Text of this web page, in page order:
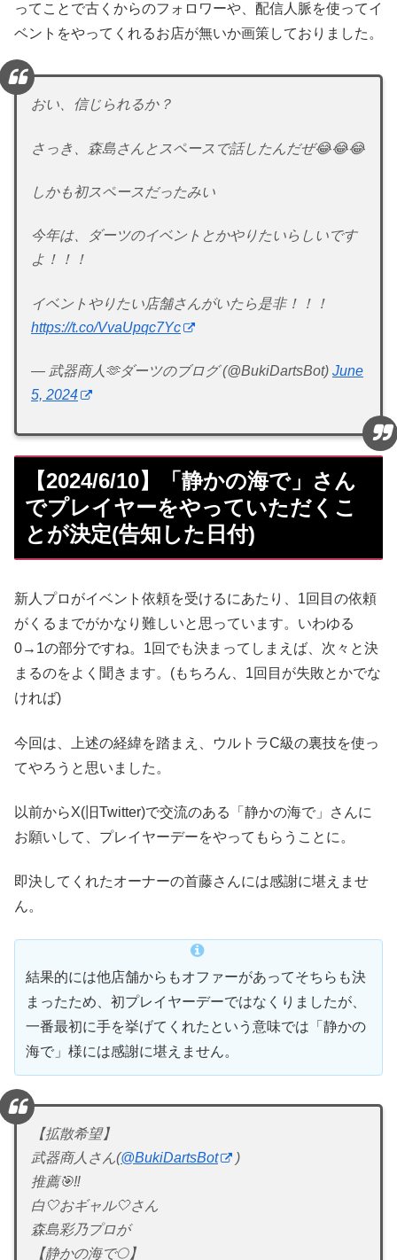
ってことで古くからのフォロワーや、配信人脈を使ってイ
ベントをやってくれるお店が無いか画策しておりました。
おい、信じられるか？
さっき、森島さんとスペースで話したんだぜ😂😂😂
しかも初スペースだったみい
今年は、ダーツのイベントとかやりたいらしいです
よ！！！
イベントやりたい店舗さんがいたら是非！！！
https://t.co/VvaUpqc7Yc
— 武器商人🫶ダーツのブログ (@BukiDartsBot) June
5, 2024
【2024/6/10】「静かの海で」さん
でプレイヤーをやっていただくこ
とが決定(告知した日付)
新人プロがイベント依頼を受けるにあたり、1回目の依頼
がくるまでがかなり難しいと思っています。いわゆる
0→1の部分ですね。1回でも決まってしまえば、次々と決
まるのをよく聞きます。(もちろん、1回目が失敗とかでな
ければ)
今回は、上述の経緯を踏まえ、ウルトラC級の裏技を使っ
てやろうと思いました。
以前からX(旧Twitter)で交流のある「静かの海で」さんに
お願いして、プレイヤーデーをやってもらうことに。
即決してくれたオーナーの首藤さんには感謝に堪えませ
ん。
結果的には他店舗からもオファーがあってそちらも決
まったため、初プレイヤーデーではなくりましたが、
一番最初に手を挙げてくれたという意味では「静かの
海で」様には感謝に堪えません。
【拡散希望】
武器商人さん(@BukiDartsBot
)
推薦🎯‼️
白🤍おギャル🤍さん
森島彩乃プロが
【静かの海で🌕】